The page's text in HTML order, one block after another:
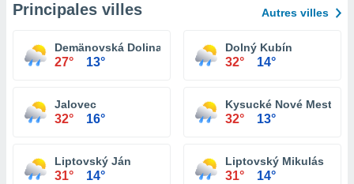
Principales villes Autres villes
Demänovská Dolina
27° 13°
Dolný Kubín
32° 14°
Jalovec
32° 16°
Kysucké Nové Mesto
32° 13°
Liptovský Ján
31° 14°
Liptovský Mikulás
31° 14°